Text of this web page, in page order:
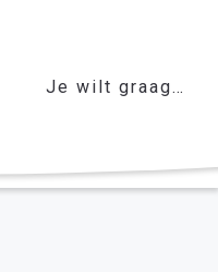
Je wilt graag…